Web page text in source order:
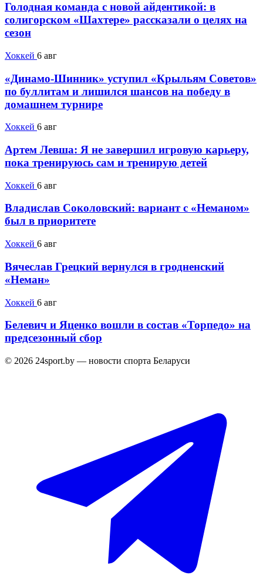
Голодная команда с новой айдентикой: в
солигорском «Шахтере» рассказали о целях на
сезон
Хоккей 6 авг
«Динамо-Шинник» уступил «Крыльям Советов»
по буллитам и лишился шансов на победу в
домашнем турнире
Хоккей 6 авг
Артем Левша: Я не завершил игровую карьеру,
пока тренируюсь сам и тренирую детей
Хоккей 6 авг
Владислав Соколовский: вариант с «Неманом»
был в приоритете
Хоккей 6 авг
Вячеслав Грецкий вернулся в гродненский
«Неман»
Хоккей 6 авг
Белевич и Яценко вошли в состав «Торпедо» на
предсезонный сбор
© 2026 24sport.by — новости спорта Беларуси